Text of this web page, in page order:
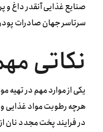
صنایع غذایی‌ آنقدر داغ
سرتاسر جهان صادرات
نکاتی
یکی از موارد مهم در
هرچه رطوبت مواد غذایی
در فرایند پخت مجدد نان